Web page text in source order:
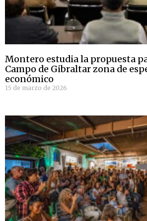
Montero estudia la propuesta
Campo de Gibraltar zona de
económico
15 de marzo de 2026